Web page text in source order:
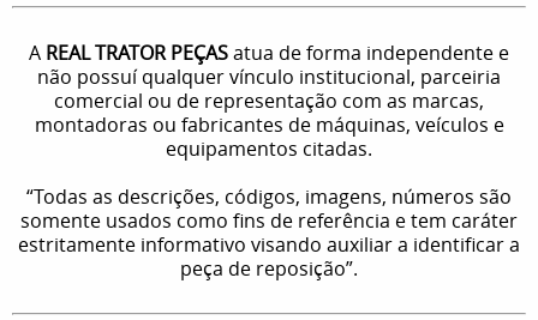
A REAL TRATOR PEÇASatua de forma independente e
não possuí qualquer vínculo institucional, parceiria
comercial ou de representação com as marcas,
montadoras ou fabricantes de máquinas, veículos e
equipamentos citadas.
“Todas as descrições, códigos, imagens, números são
somente usados como fins de referência e tem caráter
estritamente informativo visando auxiliar a identificar a
peça de reposição”.